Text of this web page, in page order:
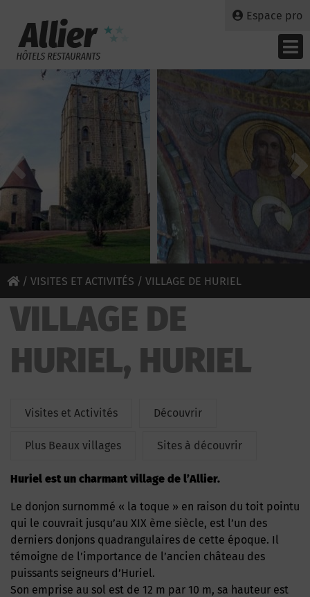
Espace pro
/ VISITES ET ACTIVITÉS / VILLAGE DE HURIEL
VILLAGE DE
HURIEL, HURIEL
Visites et Activités Découvrir
Plus Beaux villages Sites à découvrir
Huriel est un charmant village de l’Allier.
Le donjon surnommé « la toque » en raison du toit pointu
qui le couvrait jusqu’au XIX ème siècle, est l’un des
derniers donjons quadrangulaires de cette époque. Il
témoigne de l’importance de l’ancien château des
puissants seigneurs d’Huriel.
Son emprise au sol est de 12 m par 10 m, sa hauteur est